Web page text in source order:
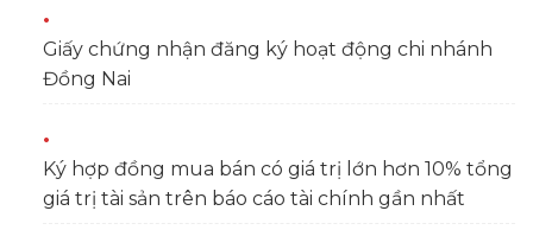
Giấy chứng nhận đăng ký hoạt động chi nhánh
Đồng Nai
Ký hợp đồng mua bán có giá trị lớn hơn 10% tổng
giá trị tài sản trên báo cáo tài chính gần nhất